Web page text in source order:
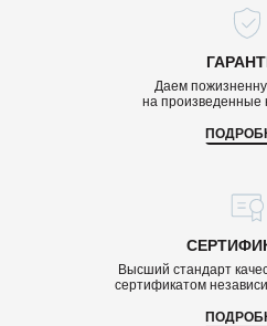
Даем
на произведенные
Высший стандарт
сертификатом